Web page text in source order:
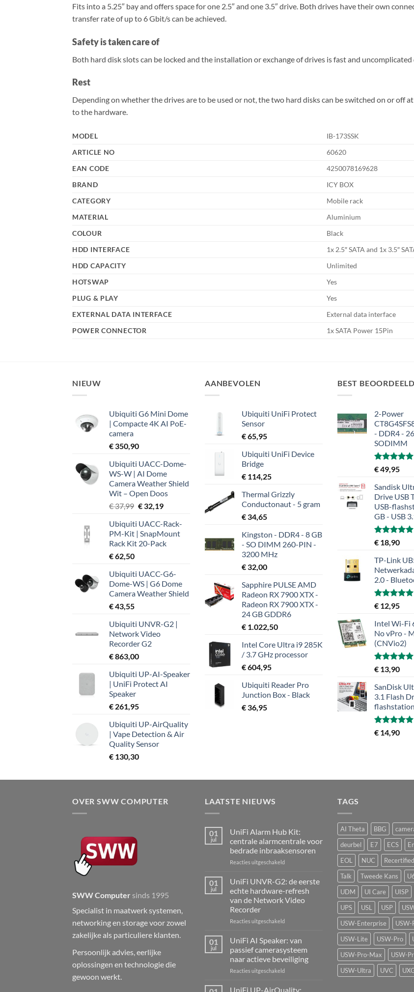
Fits into a 5.25″ bay and offers space for one 2.5″ and one 3.5″ drive. Both drives have their own
transfer rate of up to 6 Gbit/s can be achieved.
Safety is taken care of
Both hard disk slots can be locked and the installation or exchange of drives is fast and uncomplicated
Rest
Depending on whether the drives are to be used or not, the two hard disks can be switched on or off
to the hardware.
MODEL
IB-173SSK
ARTICLE NO
60620
EAN CODE
4250078169628
BRAND
ICY BOX
CATEGORY
Mobile rack
MATERIAL
Aluminium
COLOUR
Black
HDD INTERFACE
1x 2.5″ SATA and 1x 3.5″
HDD CAPACITY
Unlimited
HOTSWAP
Yes
PLUG & PLAY
Yes
EXTERNAL DATA INTERFACE
External data interface
POWER CONNECTOR
1x SATA Power 15Pin
NIEUW
Ubiquiti G6 Mini Dome
| Compacte 4K AI PoE-
camera
€ 350,90
Ubiquiti UACC-Dome-
WS-W | AI Dome
Camera Weather Shield
Wit – Open Doos
€37,99 Oorspronkelijke
was:
€ 37,99.
€32,19Huidige
is:
€ 32,19.
Ubiquiti UACC-Rack-
PM-Kit | SnapMount
Rack Kit 20-Pack
€62,50
Ubiquiti UACC-G6-
Dome-WS | G6 Dome
Camera Weather Shield
€43,55
Ubiquiti UNVR-G2 |
Network Video
Recorder G2
€863,00
Ubiquiti UP-AI-Speaker
| UniFi Protect AI
Speaker
€ 261,95
Ubiquiti UP-AirQuality
| Vape Detection & Air
Quality Sensor
€ 130,30
AANBEVOLEN
Ubiquiti UniFi Protect
Sensor
€65,95
Ubiquiti UniFi Device
Bridge
€ 114,25
Thermal Grizzly
Conductonaut - 5 gram
€ 34,65
Kingston - DDR4 - 8 GB
- SO DIMM 260-PIN -
3200 MHz
€ 32,00
Sapphire PULSE AMD
Radeon RX 7900 XTX -
Radeon RX 7900 XTX -
24 GB GDDR6
€ 1.022,50
Intel Core Ultra i9 285K
/ 3.7 GHz processor
€604,95
Ubiquiti Reader Pro
Junction Box - Black
€ 36,95
BEST BEOORDEELD
2-Power
- DDR4 -
SODIMM
Gewaardeerd
uit 5
€49,95
Sandisk
Drive USB
USB-
GB - USB
Gewaardeerd
uit 5
€ 18,90
TP-Link
2.0 -
Gewaardeerd
uit 5
€ 12,95
Intel Wi-Fi
No vPro -
(CNVio2)
Gewaardeerd
uit 5
€ 13,90
SanDisk
3.1 Flash
Gewaardeerd
uit 5
€ 14,90
OVER SWW COMPUTER
SWW Computer sinds 1995
Specialist in maatwerk systemen,
networking en storage voor zowel
zakelijke als particuliere klanten.
Persoonlijk advies, eerlijke
oplossingen en technologie die
gewoon werkt.
LAATSTE NIEUWS
01
jul
UniFi Alarm Hub Kit:
centrale alarmcentrale voor
bedrade inbraaksensoren
Reacties uitgeschakeldvoor
Alarm
Hub
Kit:
centrale
voor
01
jul
UniFi UNVR-G2: de eerste
echte hardware-refresh
van de Network Video
Recorder
Reacties uitgeschakeldvoor
G2:
de
eerste
echte
refresh
01
jul
UniFi AI Speaker: van
passief camerasysteem
naar actieve beveiliging
Reacties uitgeschakeldvoor
UniFi UP-AirQuality:
TAGS
AI Theta BBG
deurbel
E7 ECS
EOL
NUC Recertified
Talk
Tweede Kans
UDM
UI Care UISP
UPS
USL USP
USW-Enterprise
USW-
USW-Lite
USW-Pro
USW-Pro-Max
USW-
USW-Ultra
UVC